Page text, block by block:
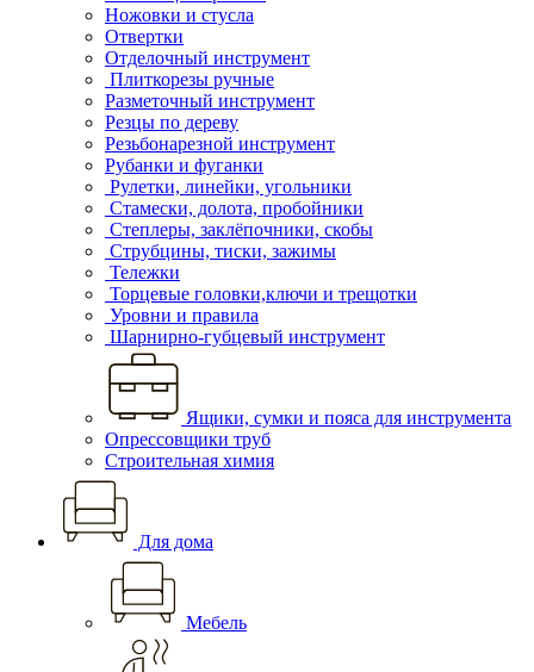
Ножовки и стусла
Отвертки
Отделочный инструмент
Плиткорезы ручные
Разметочный инструмент
Резцы по дереву
Резьбонарезной инструмент
Рубанки и фуганки
Рулетки, линейки, угольники
Стамески, долота, пробойники
Степлеры, заклёпочники, скобы
Струбцины, тиски, зажимы
Тележки
Торцевые головки,ключи и трещотки
Уровни и правила
Шарнирно-губцевый инструмент
Ящики, сумки и пояса для инструмента
Опрессовщики труб
Строительная химия
Для дома
Мебель